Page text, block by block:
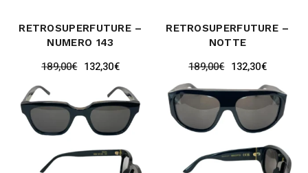
RETROSUPERFUTURE –
NUMERO 143
189,00€ 132,30€
RETROSUPERFUTURE –
NOTTE
189,00€ 132,30€